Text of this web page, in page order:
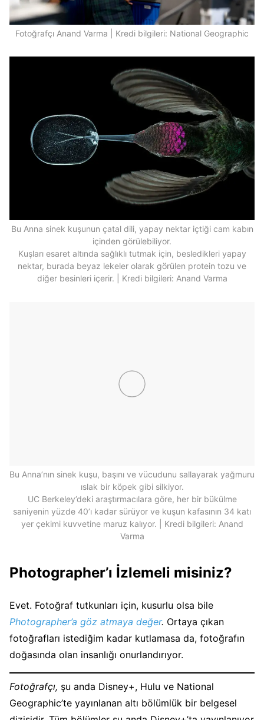
Fotoğrafçı Anand Varma | Kredi bilgileri: National Geographic
Bu Anna sinek kuşunun çatal dili, yapay nektar içtiği cam kabın
içinden görülebiliyor.
Kuşları esaret altında sağlıklı tutmak için, besledikleri yapay
nektar, burada beyaz lekeler olarak görülen protein tozu ve
diğer besinleri içerir. | Kredi bilgileri: Anand Varma
Bu Anna’nın sinek kuşu, başını ve vücudunu sallayarak yağmuru
ıslak bir köpek gibi silkiyor.
UC Berkeley’deki araştırmacılara göre, her bir bükülme
saniyenin yüzde 40’ı kadar sürüyor ve kuşun kafasının 34 katı
yer çekimi kuvvetine maruz kalıyor. | Kredi bilgileri: Anand
Varma
Photographer’ı İzlemeli misiniz?
Evet. Fotoğraf tutkunları için, kusurlu olsa bile
Photographer’a göz atmaya değer. Ortaya çıkan
fotoğrafları istediğim kadar kutlamasa da, fotoğrafın
doğasında olan insanlığı onurlandırıyor.
Fotoğrafçı, şu anda Disney+, Hulu ve National
Geographic’te yayınlanan altı bölümlük bir belgesel